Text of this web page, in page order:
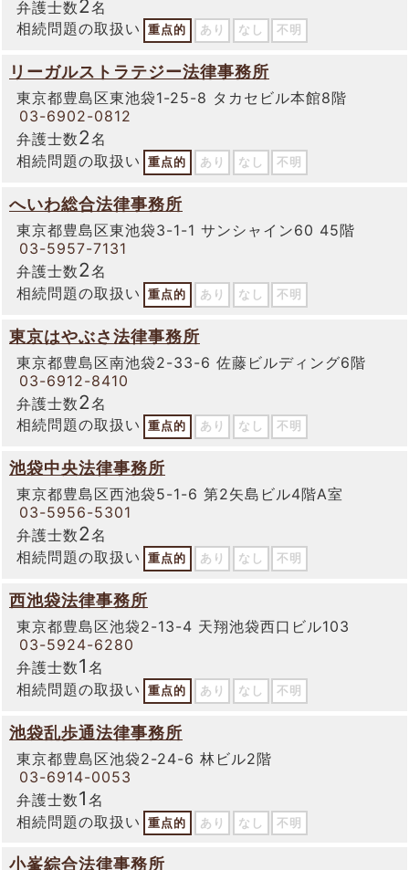
弁護士数2名
相続問題の取扱い
重点的 あり なし 不明
リーガルストラテジー法律事務所
東京都豊島区東池袋1-25-8 タカセビル本館8階
03-6902-0812
弁護士数2名
相続問題の取扱い
重点的 あり なし 不明
へいわ総合法律事務所
東京都豊島区東池袋3-1-1 サンシャイン60 45階
03-5957-7131
弁護士数2名
相続問題の取扱い
重点的 あり なし 不明
東京はやぶさ法律事務所
東京都豊島区南池袋2-33-6 佐藤ビルディング6階
03-6912-8410
弁護士数2名
相続問題の取扱い
重点的 あり なし 不明
池袋中央法律事務所
東京都豊島区西池袋5-1-6 第2矢島ビル4階A室
03-5956-5301
弁護士数2名
相続問題の取扱い
重点的 あり なし 不明
西池袋法律事務所
東京都豊島区池袋2-13-4 天翔池袋西口ビル103
03-5924-6280
弁護士数1 名
相続問題の取扱い
重点的 あり なし 不明
池袋乱歩通法律事務所
東京都豊島区池袋2-24-6 林ビル2階
03-6914-0053
弁護士数1 名
相続問題の取扱い
重点的 あり なし 不明
小峯綜合法律事務所